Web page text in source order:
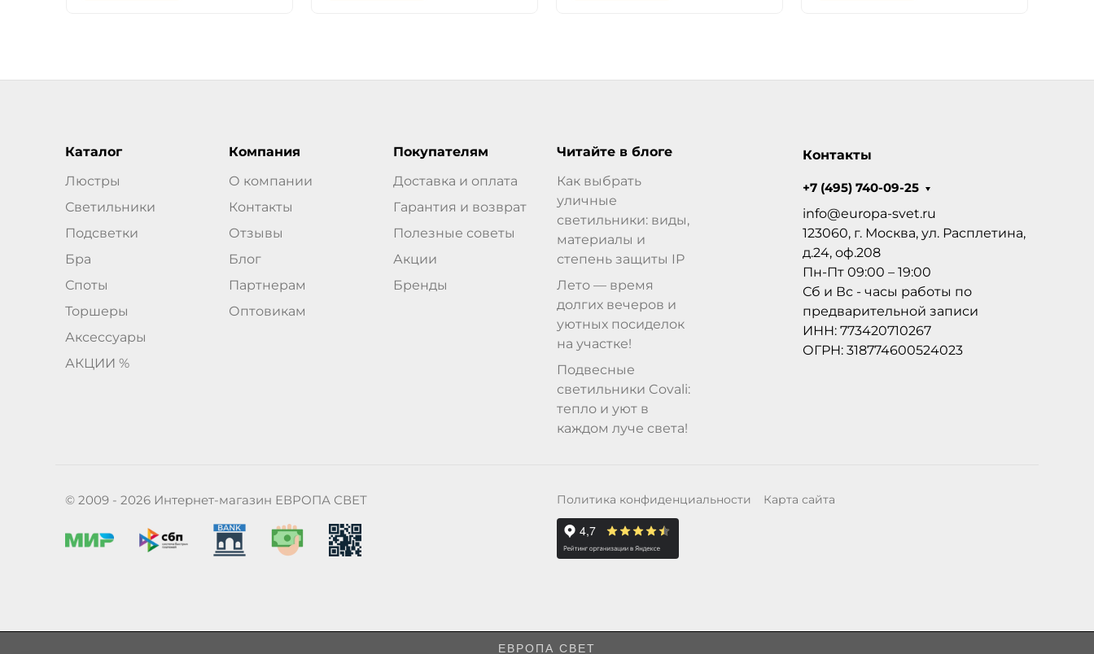
Каталог
Люстры
Светильники
Подсветки
Бра
Споты
Торшеры
Аксессуары
АКЦИИ %
Компания
О компании
Контакты
Отзывы
Блог
Партнерам
Оптовикам
Покупателям
Доставка и оплата
Гарантия и возврат
Полезные советы
Акции
Бренды
Читайте в блоге
Как выбрать
уличные
светильники: виды,
материалы и
степень защиты IP
Лето — время
долгих вечеров и
уютных посиделок
на участке!
Подвесные
светильники Covali:
тепло и уют в
каждом луче света!
Контакты
+7 (495) 740-09-25
info@europa-svet.ru
123060, г. Москва, ул. Расплетина,
д.24, оф.208
Пн-Пт 09:00 – 19:00
Сб и Вс - часы работы по
предварительной записи
ИНН: 773420710267
ОГРН: 318774600524023
© 2009 - 2026 Интернет-магазин ЕВРОПА СВЕТ Политика конфиденциальности Карта сайта
ЕВРОПА СВЕТ